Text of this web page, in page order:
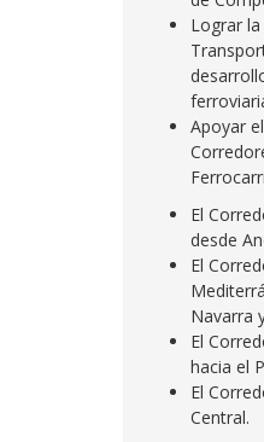
Lograr
Apoyar
El
desde
El
Navarra
El
hacia el
El
Central.